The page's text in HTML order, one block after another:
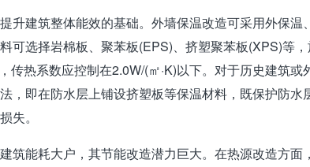
升建筑整体能效的基础。外墙保温改造可采用外保
可选择岩棉板、聚苯板(EPS)、挤塑聚苯板(XPS)等
传热系数应控制在2.0W/(㎡·K)以下。对于历史建筑
，即在防水层上铺设挤塑板等保温材料，既保护防
失。
筑能耗大户，其节能改造潜力巨大。在热源改造方